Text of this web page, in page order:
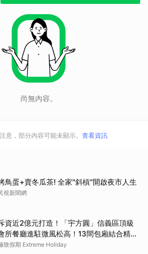
尚無內容。
意，部分內容可能未顯示。 查看資訊
鳥蛋+賣冬瓜茶! 全家"斜槓"開啟夜市人生
視新聞網
資近2億元打造！「宇方圓」信義區頂級
所餐廳進駐微風松高！13間包廂結合精緻
菜與社交娛樂
致假期 Extreme Holiday